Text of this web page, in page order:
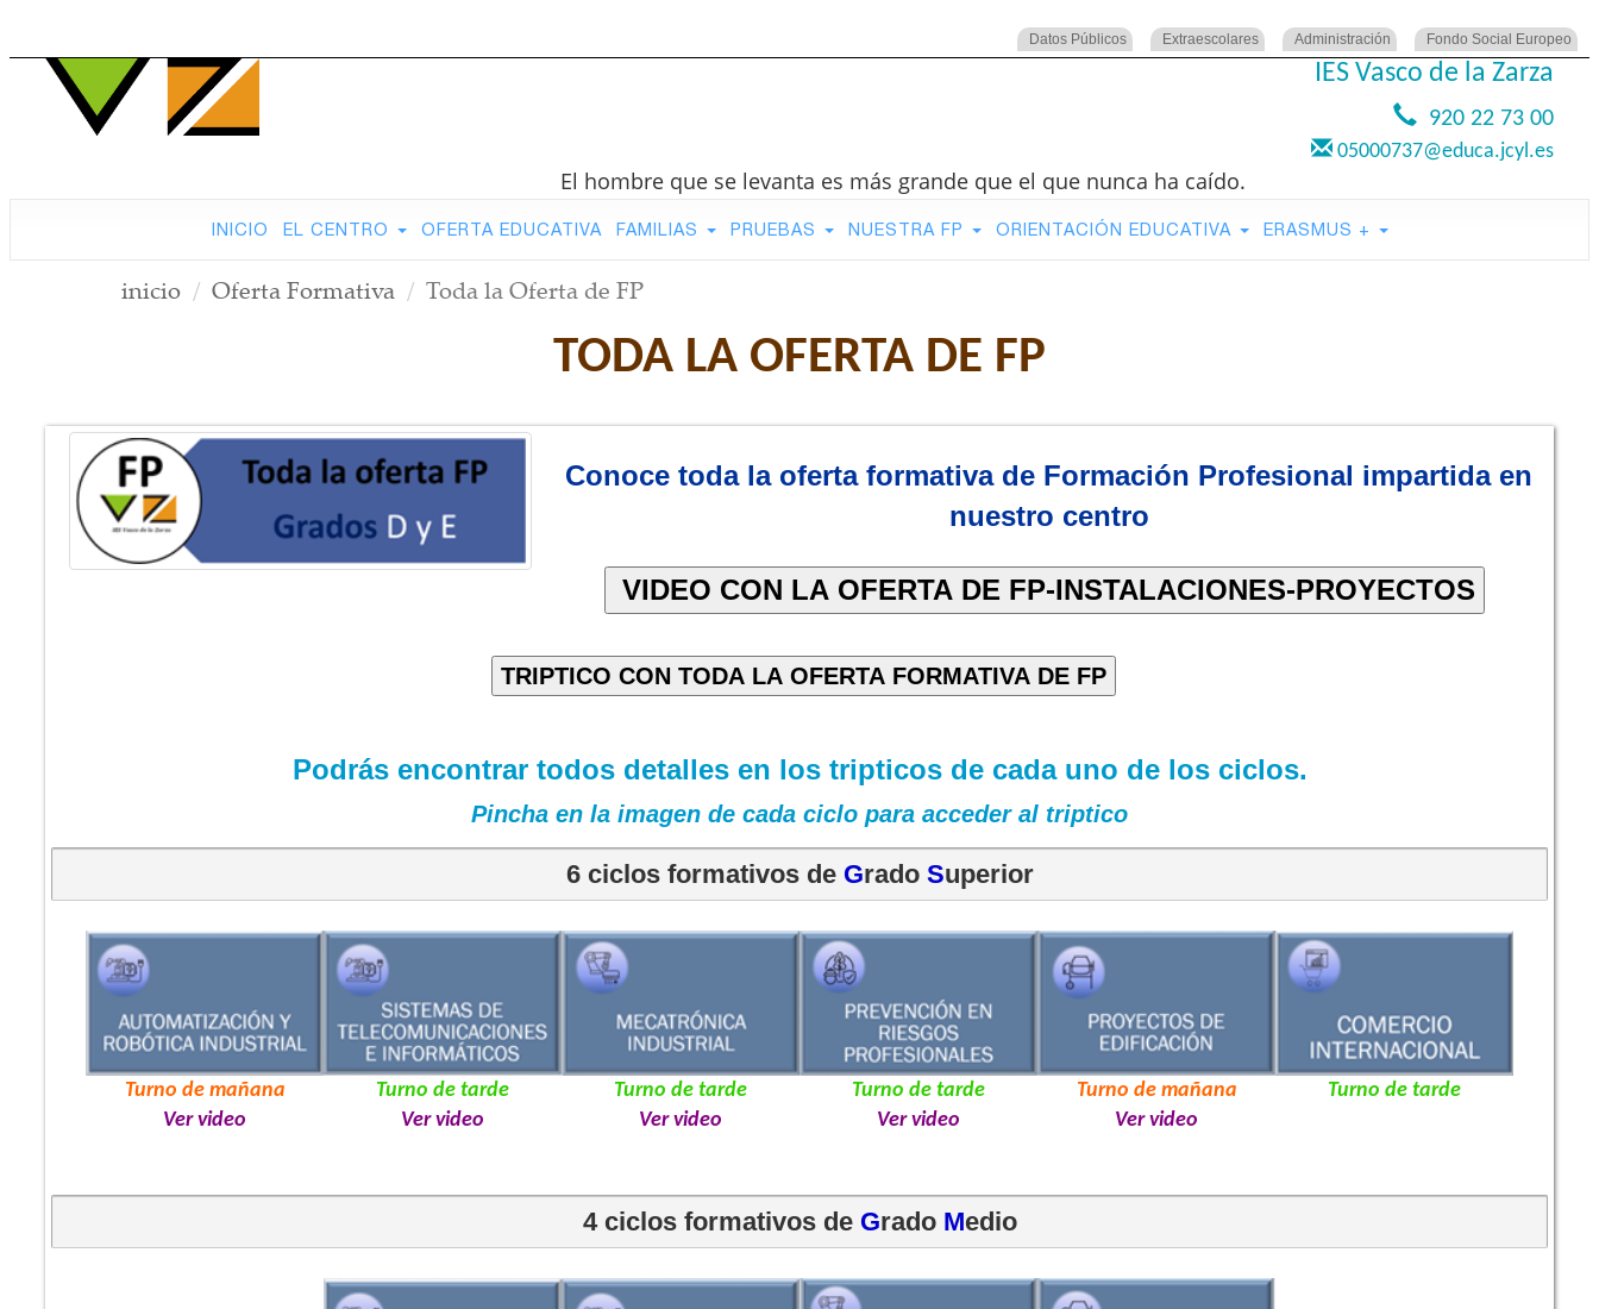
Datos Públicos Extraescolares Administración Fondo Social Europeo
IES Vasco de la Zarza
920 22 73 00
05000737@educa.jcyl.es
El hombre que se levanta es más grande que el que nunca ha caído.
INICIO EL CENTRO OFERTA EDUCATIVA FAMILIAS PRUEBAS NUESTRA FP ORIENTACIÓN EDUCATIVA ERASMUS +
inicio Oferta Formativa Toda la Oferta de FP
TODA LA OFERTA DE FP
Conoce toda la oferta formativa de Formación Profesional impartida en
nuestro centro
Podrás encontrar todos detalles en los tripticos de cada uno de los ciclos.
Pincha en la imagen de cada ciclo para acceder al triptico
6 ciclos formativos de Grado Superior
Turno de mañana Turno de tarde Turno de tarde Turno de tarde Turno de mañana
Turno de tarde
Ver video
Ver video Ver video Ver video Ver video
4 ciclos formativos de Grado Medio